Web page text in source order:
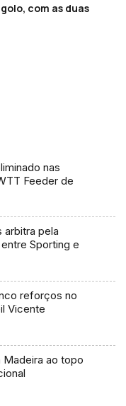
com as duas
nas
Feeder de
arbitra pela
Sporting e
reforços no
Vicente
Madeira ao topo